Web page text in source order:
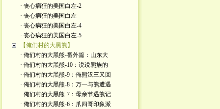
· 丧心病狂的美国白左-2
· 丧心病狂的美国白左
· 丧心病狂的美国白左-4
· 丧心病狂的美国白左-5
【俺们村的大黑熊】
· 俺们村的大黑熊-番外篇：山东大
· 俺们村的大黑熊-10：说说熊族的
· 俺们村的大黑熊-9：俺熊汉三又回
· 俺们村的大黑熊-8：万一与熊遭遇
· 俺们村的大黑熊-7：母亲节遇熊记
· 俺们村的大黑熊-6：爪四哥印象派